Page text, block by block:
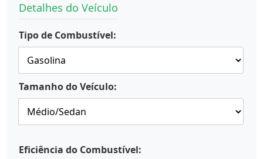
Detalhes do Veículo
Tipo de Combustível:
Tamanho do Veículo:
Eficiência do Combustível: